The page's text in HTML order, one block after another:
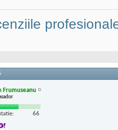
Frumuseanu
66